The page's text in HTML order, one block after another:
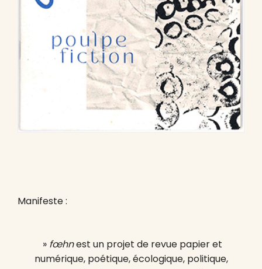
Manifeste :
» fœhnest un projet de revue papier et
numérique, poétique, écologique, politique,